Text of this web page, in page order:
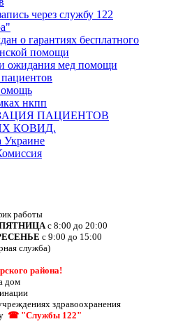
через службу 122
о гарантиях бесплатного
помощи
ожидания мед помощи
нкпп
ПАЦИЕНТОВ
КОВИД.
Украине
работы
с 8:00 до 20:00
с 9:00 до 15:00
служба)
района!
дом
здравоохранения
☎ "Службы 122"